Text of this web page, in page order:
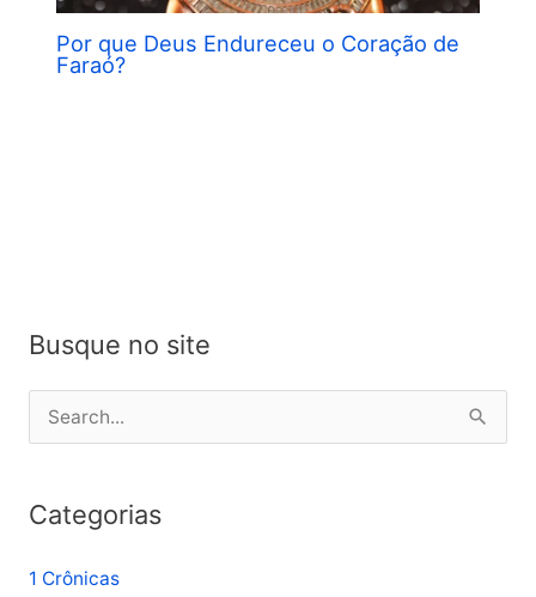
Por que Deus Endureceu o Coração de
Faraó?
Busque no site
e
q
Categorias
1 Crônicas